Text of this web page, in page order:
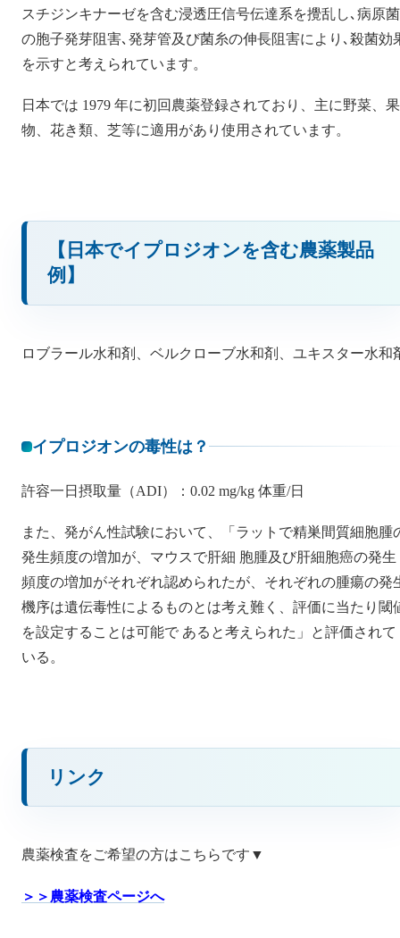
スチジンキナーゼを含む浸透圧信号伝達系を攪乱し､病原菌
の胞子発芽阻害､発芽管及び菌糸の伸長阻害により､殺菌効
を示すと考えられています。
日本では 1979 年に初回農薬登録されており、主に野菜、果
物、花き類、芝等に適用があり使用されています。
【日本でイプロジオンを含む農薬製品
例】
ロブラール水和剤、ベルクローブ水和剤、ユキスター水和
イプロジオンの毒性は？
許容一日摂取量（ADI）：0.02 mg/kg 体重/日
また、発がん性試験において、「ラットで精巣間質細胞腫
発生頻度の増加が、マウスで肝細 胞腫及び肝細胞癌の発生
頻度の増加がそれぞれ認められたが、それぞれの腫瘍の発
機序は遺伝毒性によるものとは考え難く、評価に当たり閾
を設定することは可能で あると考えられた」と評価されて
いる。
リンク
農薬検査をご希望の方はこちらです▼
＞＞農薬検査ページへ